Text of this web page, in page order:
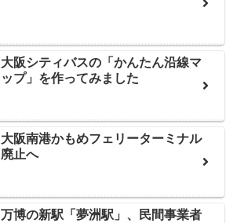
大阪シティバスの「かんたん沿線マ
ップ」を作ってみました
大阪南港かもめフェリーターミナル
廃止へ
万博の新駅「夢洲駅」、民間事業者